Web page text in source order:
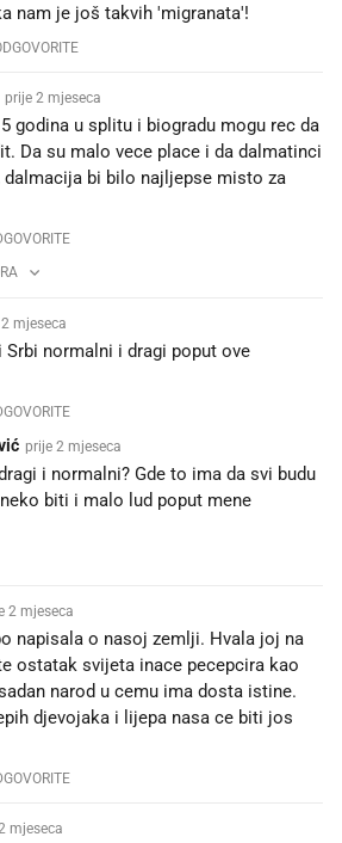
nam je još takvih 'migranata'!
prije 2 mjeseca
godina u splitu i biogradu mogu rec da
Da su malo vece place i da dalmatinci
dalmacija bi bilo najljepse misto za
mjeseca
Srbi normalni i dragi poput ove
prije 2 mjeseca
i normalni? Gde to ima da svi budu
biti i malo lud poput mene
2 mjeseca
napisala o nasoj zemlji. Hvala joj na
ostatak svijeta inace pecepcira kao
narod u cemu ima dosta istine.
djevojaka i lijepa nasa ce biti jos
mjeseca